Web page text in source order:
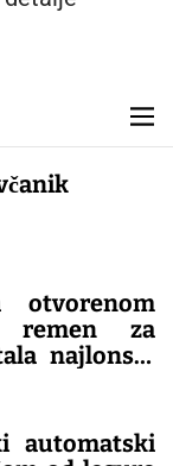
M
e
otvorenom
remen za
najlonski
Sportski
i žene –
automatski